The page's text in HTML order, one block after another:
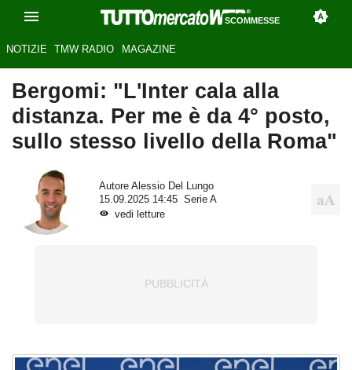
SCOMMESSE
NOTIZIE TMW RADIO MAGAZINE
Bergomi: "L'Inter cala alla
distanza. Per me è da 4° posto,
sullo stesso livello della Roma"
Autore Alessio Del Lungo
15.09.2025 14:45
Serie A
vedi letture